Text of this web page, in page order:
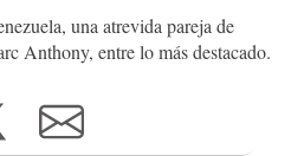
una atrevida pareja de
Anthony, entre lo más destacado.